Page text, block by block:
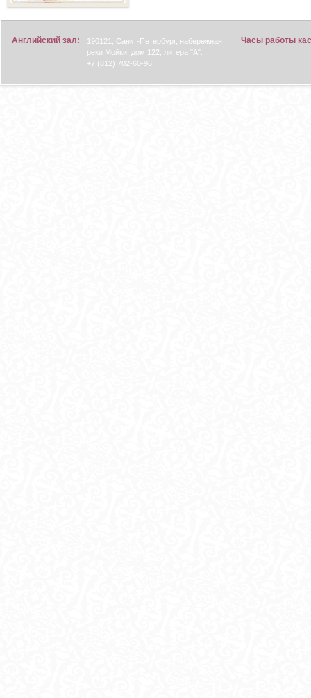
Английский зал:
190121, Санкт-Петербург, набережная
реки Мойки, дом 122, литера "А".
+7 (812) 702-60-96
Часы работы